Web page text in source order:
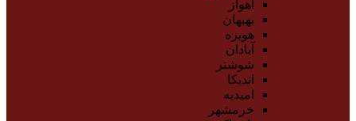
اهواز
بهبهان
هویزه
آبادان
شوشتر
اندیکا
امیدیه
خرمشهر